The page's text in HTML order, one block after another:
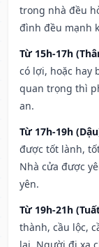
trong nhà đều
đình đều mạnh
Từ 15h-17h
có lợi, hoặc hay
quan trọng thì
an.
Từ 17h-19h
được tốt lành,
Nhà cửa được
yên.
Từ 19h-21h
thành, cầu lộc,